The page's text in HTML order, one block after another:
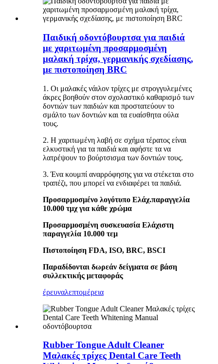
Παιδική οδοντόβουρτσα για παιδιά
με χαριτωμένη προσαρμοσμένη
μαλακή τρίχα, γερμανικής σχεδίασης,
με πιστοποίηση BRC
1. Οι μαλακές νάιλον τρίχες με στρογγυλεμένες
άκρες βοηθούν στον σχολαστικό καθαρισμό των
δοντιών των παιδιών και προστατεύουν το
σμάλτο των δοντιών και τα ευαίσθητα ούλα
τους.
2. Η χαριτωμένη λαβή σε σχήμα τέρατος είναι
ελκυστική για τα παιδιά και αφήστε τα να
λατρέψουν το βούρτσισμα των δοντιών τους.
3. Ένα κουμπί αναρρόφησης για να στέκεται στο
τραπέζι, που μπορεί να ενδιαφέρει τα παιδιά.
Προσαρμοσμένο λογότυπο Ελάχ.παραγγελία
10.000 τμχ για κάθε χρώμα
Προσαρμοσμένη συσκευασία Ελάχιστη
παραγγελία 10.000 τεμ
Πιστοποίηση FDA, ISO, BRC, BSCI
Παραδίδονται δωρεάν δείγματα σε βάση
συλλεκτικής μεταφοράς
έρευναλεπτομέρεια
Rubber Tongue Adult Cleaner
Μαλακές τρίχες Dental Care Teeth